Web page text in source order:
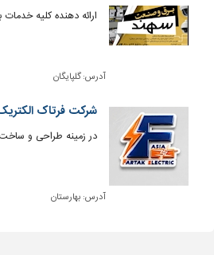
ارائه دهنده کلیه
آدرس:گلپایگان
شرکت فرتاک
در زمینه طراحی و
آدرس: بهارستان